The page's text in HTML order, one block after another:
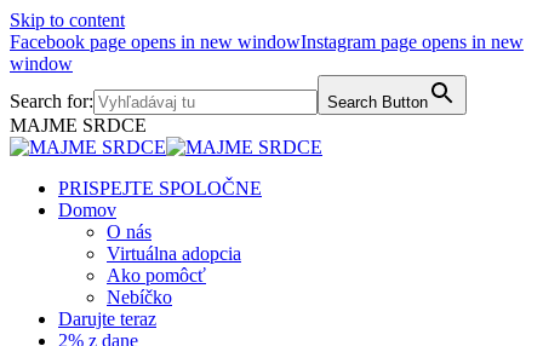
Skip to content
Facebook page opens in new windowInstagram page opens in new
window
Search for:
Search Button
MAJME SRDCE
PRISPEJTE SPOLOČNE
Domov
O nás
Virtuálna adopcia
Ako pomôcť
Nebíčko
Darujte teraz
2% z dane